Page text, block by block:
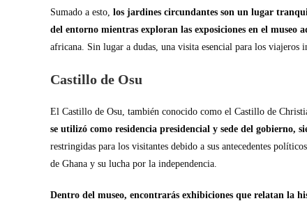
Sumado a esto, los jardines circundantes son un lugar
del entorno mientras exploran las exposiciones en el museo
africana. Sin lugar a dudas, una visita esencial para los viajeros
Castillo de Osu
El Castillo de Osu, también conocido como el Castillo de
se utilizó como residencia presidencial y sede del gobierno,
restringidas para los visitantes debido a sus antecedentes
de Ghana y su lucha por la independencia.
Dentro del museo, encontrarás exhibiciones que relatan la